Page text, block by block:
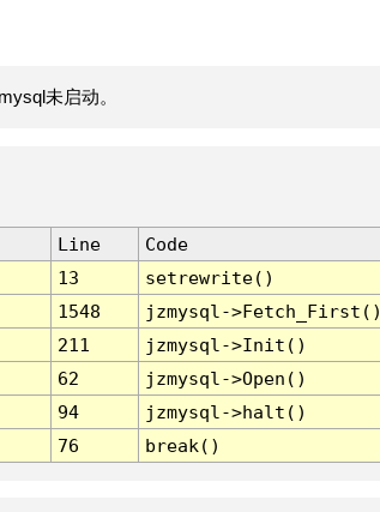
未启动。
Line
Code
13
setrewrite()
1548
jzmysql-
211
jzmysql->Init()
62
jzmysql->Open()
94
jzmysql->halt()
76 break()